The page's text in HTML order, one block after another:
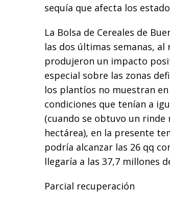
sequía que afecta los
La Bolsa de Cereales de
las dos últimas semanas,
produjeron un impacto
especial sobre las zonas
los plantíos no muestran
condiciones que tenían a
(cuando se obtuvo un
hectárea), en la presente
podría alcanzar las 26 qq
llegaría a las 37,7 millones
Parcial recuperación